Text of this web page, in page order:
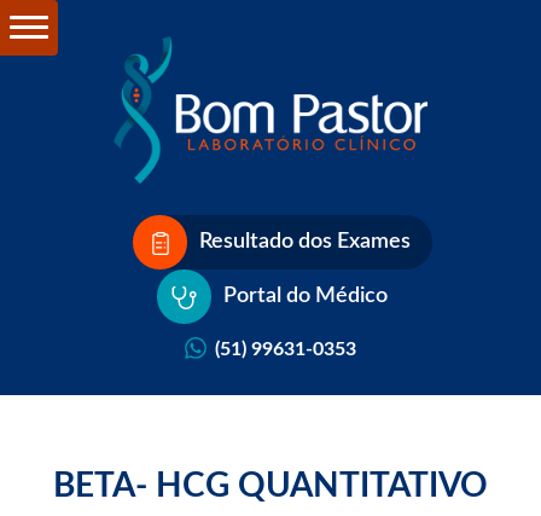
Resultado dos Exames
Portal do Médico
(51) 99631-0353
BETA- HCG QUANTITATIVO